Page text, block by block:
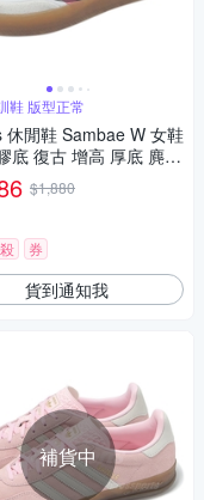
鞋 版型正常
休閒鞋 Sambae W 女鞋
底 復古 增高 厚底 麂皮
愛迪達 IE9109
$1,880
券
貨到通知我
補貨中